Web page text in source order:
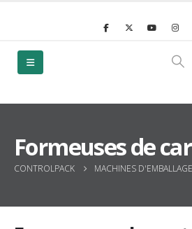
Formeuses de
CONTROLPACK MACHINES D'EMBALLAGE